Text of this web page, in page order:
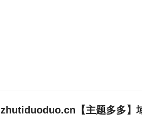
zhutiduoduo.cn【主题多多】